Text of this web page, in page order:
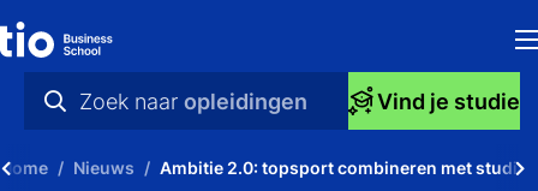
Zoek naar opleidingen Vind je studie
Home Nieuws Ambitie 2.0: topsport combineren met studie